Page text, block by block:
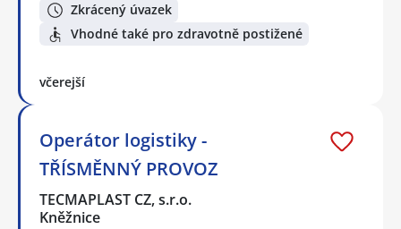
Zkrácený úvazek
Vhodné také pro zdravotně postižené
včerejší
Operátor logistiky -
TŘÍSMĚNNÝ PROVOZ
TECMAPLAST CZ, s.r.o.
Kněžnice